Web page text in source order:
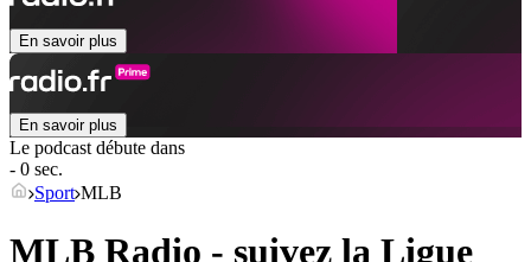
En savoir plus
En savoir plus
Le podcast débute dans
- 0 sec.
Sport MLB
MLB Radio - suivez la Ligue